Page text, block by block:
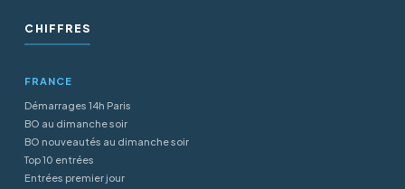
CHIFFRES
FRANCE
Démarrages 14h Paris
BO au dimanche soir
BO nouveautés au dimanche soir
Top 10 entrées
Entrées premier jour